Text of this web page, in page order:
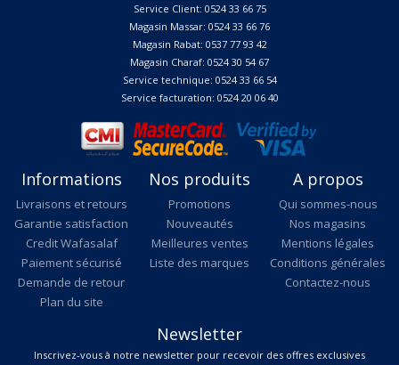
Service Client: 0524 33 66 75
Magasin Massar: 0524 33 66 76
Magasin Rabat: 0537 77 93 42
Magasin Charaf: 0524 30 54 67
Service technique: 0524 33 66 54
Service facturation: 0524 20 06 40
Informations
Livraisons et retours
Garantie satisfaction
Credit Wafasalaf
Paiement sécurisé
Demande de retour
Plan du site
Nos produits
Promotions
Nouveautés
Meilleures ventes
Liste des marques
A propos
Qui sommes-nous
Nos magasins
Mentions légales
Conditions générales
Contactez-nous
Newsletter
Inscrivez-vous à notre newsletter pour recevoir des offres exclusives